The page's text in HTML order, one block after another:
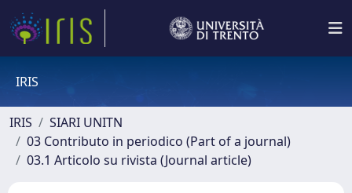
IRIS
IRIS
SIARI UNITN
03 Contributo in periodico (Part of a journal)
03.1 Articolo su rivista (Journal article)